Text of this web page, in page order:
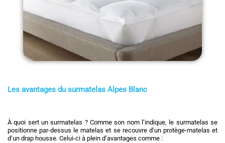
Les avantages du surmatelas Alpes Blanc
À quoi sert un surmatelas ? Comme son nom l’indique, le surmatelas se
positionne par-dessus le matelas et se recouvre d’un protège-matelas et
d’un drap housse. Celui-ci à plein d’avantages comme :